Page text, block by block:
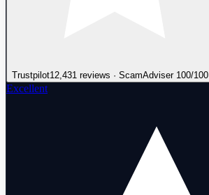
Trustpilot12,431 reviews · ScamAdviser 100/100
Excellent